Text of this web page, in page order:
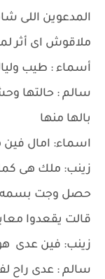
المدعوين اللى
ملاقوش اى أثر
أسماء : طيب
سالم : حالتها
بالها منها
اسماء: امال فين
زينب: ملك هى
حصل وجت بسمه
قالت يقعدوا
زينب: فين عدى
سالم : عدى راح